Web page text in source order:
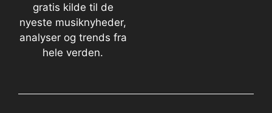
gratis kilde til de
nyeste musiknyheder,
analyser og trends fra
hele verden.